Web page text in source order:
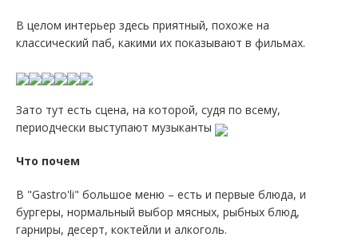
В целом интерьер здесь приятный, похоже на
классический паб, какими их показывают в фильмах.
Зато тут есть сцена, на которой, судя по всему,
периодчески выступают музыканты
Что почем
В "Gastro'li" большое меню – есть и первые блюда, и
бургеры, нормальный выбор мясных, рыбных блюд,
гарниры, десерт, коктейли и алкоголь.